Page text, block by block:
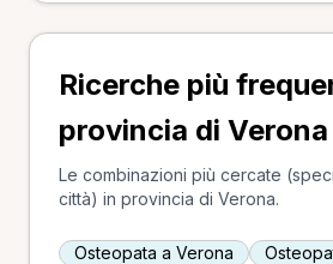
Ricerche più
provincia di Verona
Le combinazioni più cercate
città) in provincia di Verona.
Osteopata a Verona